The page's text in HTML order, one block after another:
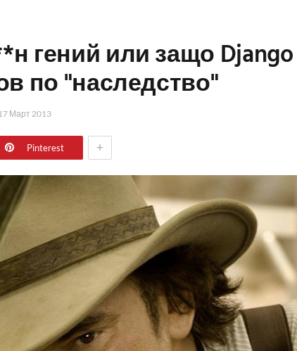
гений или защо Django
по "наследство"
Март 2013
Pinterest +